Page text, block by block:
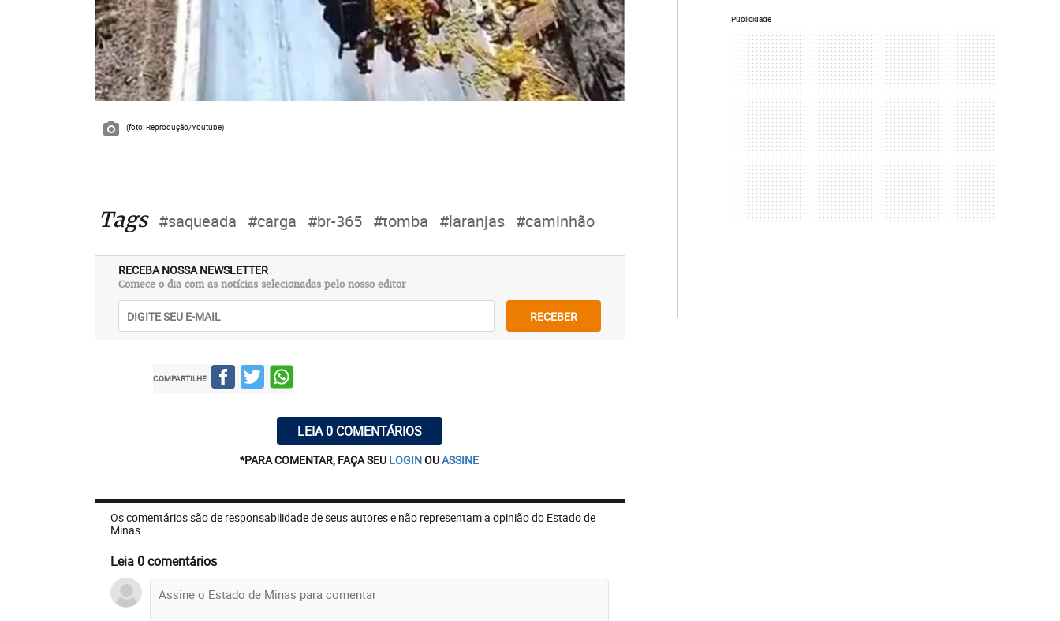
(foto: Reprodução/Youtube)
Tags #saqueada #carga #br-365 #tomba #laranjas #caminhão
RECEBA NOSSA NEWSLETTER
Comece o dia com as notícias selecionadas pelo nosso editor
RECEBER
COMPARTILHE
LEIA 0 COMENTÁRIOS
*PARA COMENTAR, FAÇA SEU LOGINOUASSINE
Os comentários são de responsabilidade de seus autores e não representam a opinião do Estado de
Minas.
Leia 0 comentários
Publicidade